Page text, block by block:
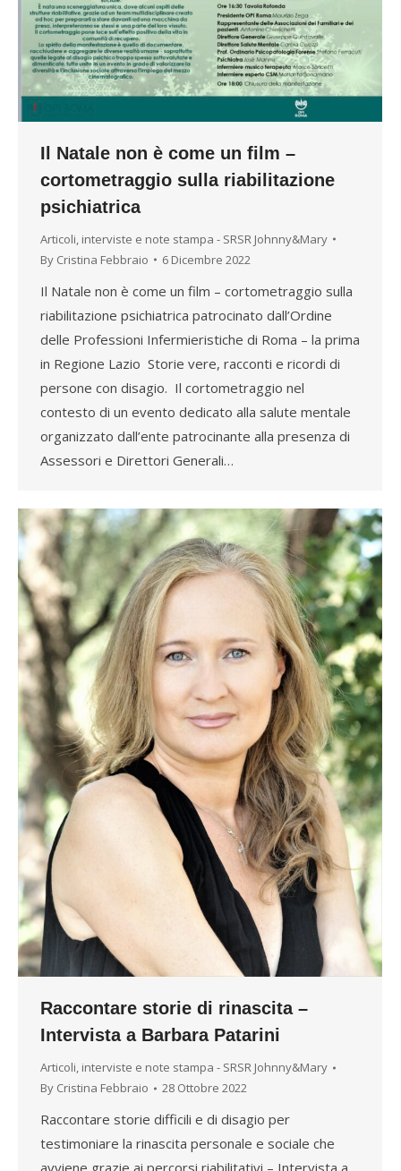
Il Natale non è come un film –
cortometraggio sulla riabilitazione
psichiatrica
Articoli, interviste e note stampa - SRSR Johnny&Mary
By Cristina Febbraio 6 Dicembre 2022
Il Natale non è come un film – cortometraggio sulla
riabilitazione psichiatrica patrocinato dall’Ordine
delle Professioni Infermieristiche di Roma – la prima
in Regione Lazio Storie vere, racconti e ricordi di
persone con disagio. Il cortometraggio nel
contesto di un evento dedicato alla salute mentale
organizzato dall’ente patrocinante alla presenza di
Assessori e Direttori Generali…
Raccontare storie di rinascita –
Intervista a Barbara Patarini
Articoli, interviste e note stampa - SRSR Johnny&Mary
By Cristina Febbraio 28 Ottobre 2022
Raccontare storie difficili e di disagio per
testimoniare la rinascita personale e sociale che